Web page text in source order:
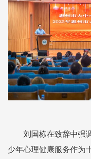
刘国栋在致辞中强
少年心理健康服务作为